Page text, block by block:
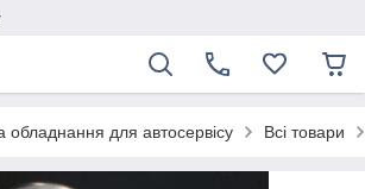
обладнання для автосервісу Всі товари